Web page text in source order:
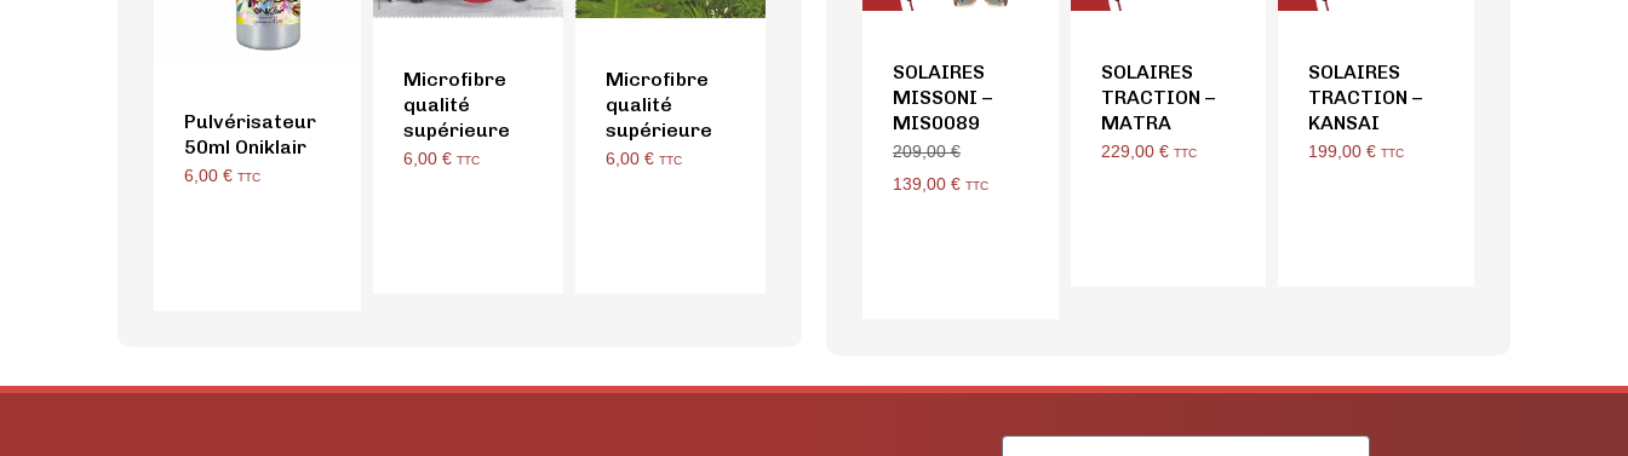
Pulvérisateur
50ml Oniklair
6,00 € TTC
Microfibre
qualité
supérieure
6,00 € TTC
Microfibre
qualité
supérieure
6,00 € TTC
SOLAIRES
MISSONI –
MIS0089
209,00€
139,00 € TTC
SOLAIRES
TRACTION –
MATRA
229,00 € TTC
SOLAIRES
TRACTION –
KANSAI
199,00€ TTC